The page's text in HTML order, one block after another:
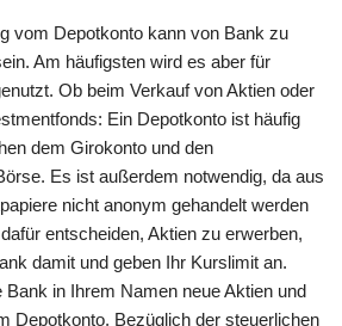
vom Depotkonto kann von Bank zu
Am häufigsten wird es aber für
Ob beim Verkauf von Aktien oder
Ein Depotkonto ist häufig
dem Girokonto und den
Es ist außerdem notwendig, da aus
nicht anonym gehandelt werden
entscheiden, Aktien zu erwerben,
damit und geben Ihr Kurslimit an.
in Ihrem Namen neue Aktien und
Depotkonto. Bezüglich der steuerlichen